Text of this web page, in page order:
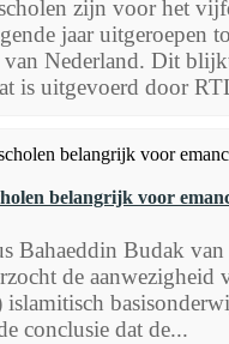
zijn voor het
jaar uitgeroepen
van Nederland. Dit
is uitgevoerd door
belangrijk voor
Bahaeddin Budak
de aanwezigheid
conclusie dat de...